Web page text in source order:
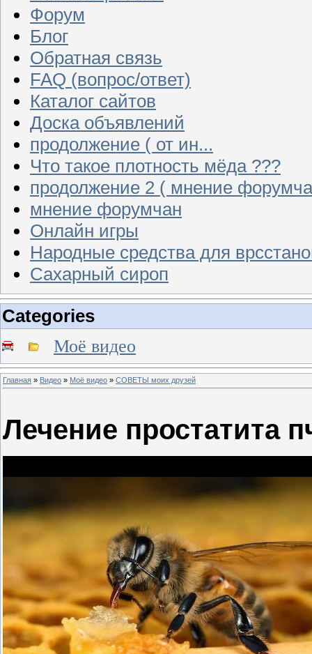
Форум
Блог
Обратная связь
FAQ (вопрос/ответ)
Каталог сайтов
Доска объявлений
продолжение ( от ин...
Что такое плотность мёда ???
продолжение 2 ( мнение
мнение форумчан
Онлайн игры
Народные средства для
Сахарный сироп
Categories
Моё видео
Главная » Видео » Моё видео » СОВЕТЫ моих друзей
Лечение простатита